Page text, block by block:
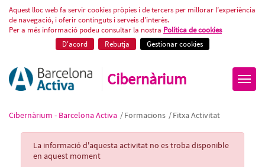
Fitxa Activitat
Aquest lloc web fa servir cookies pròpies i de tercers per millorar l’experiència
de navegació, i oferir continguts i serveis d’interès.
Per a més informació podeu consultar la nostra Política de cookies
D'acord
Rebutja Gestionar cookies
Cibernàrium
Cibernàrium - Barcelona Activa /Formacions /Fitxa Activitat
Activity Record
La informació d'aquesta activitat no es troba disponible
en aquest moment